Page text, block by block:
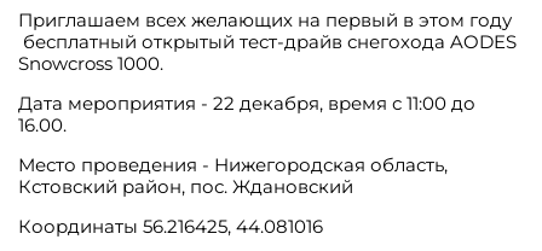
Приглашаем всех желающих на первый в этом году
бесплатный открытый тест-драйв снегохода AODES
Snowcross 1000.
Дата мероприятия - 22 декабря, время с 11:00 до
16.00.
Место проведения - Нижегородская область,
Кстовский район, пос. Ждановский
Координаты 56.216425, 44.081016